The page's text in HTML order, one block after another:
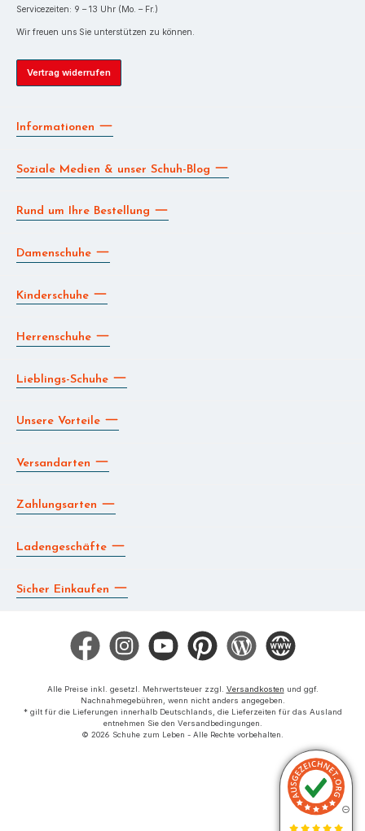
Servicezeiten: 9 – 13 Uhr (Mo. – Fr.)
Wir freuen uns Sie unterstützen zu können.
Vertrag widerrufen
Informationen
Soziale Medien & unser Schuh-Blog
Rund um Ihre Bestellung
Damenschuhe
Kinderschuhe
Herrenschuhe
Lieblings-Schuhe
Unsere Vorteile
Versandarten
Zahlungsarten
Ladengeschäfte
Sicher Einkaufen
Facebook Instagram YouTube Pinterest Blog Die BERG App
Alle Preise inkl. gesetzl. Mehrwertsteuer zzgl. Versandkosten und ggf.
Nachnahmegebühren, wenn nicht anders angegeben.
* gilt für die Lieferungen innerhalb Deutschlands, die Lieferzeiten für das Ausland
entnehmen Sie den Versandbedingungen.
© 2026 Schuhe zum Leben - Alle Rechte vorbehalten.